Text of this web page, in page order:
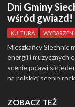
Dni Gminy
wśród gwiazd!
KULTURA
Mieszkańcy Siechnic
energii i muzycznych
scenie pojawi się
na polskiej scenie
ZOBACZ TEŻ